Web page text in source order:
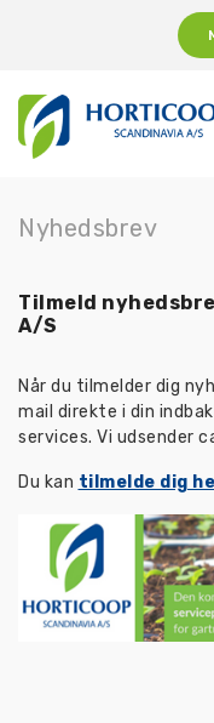
Nyhedsbrev
Tilmeld
A/S
Når du tilmelder dig
mail direkte i din
services. Vi udsender
Du kan tilmelde dig